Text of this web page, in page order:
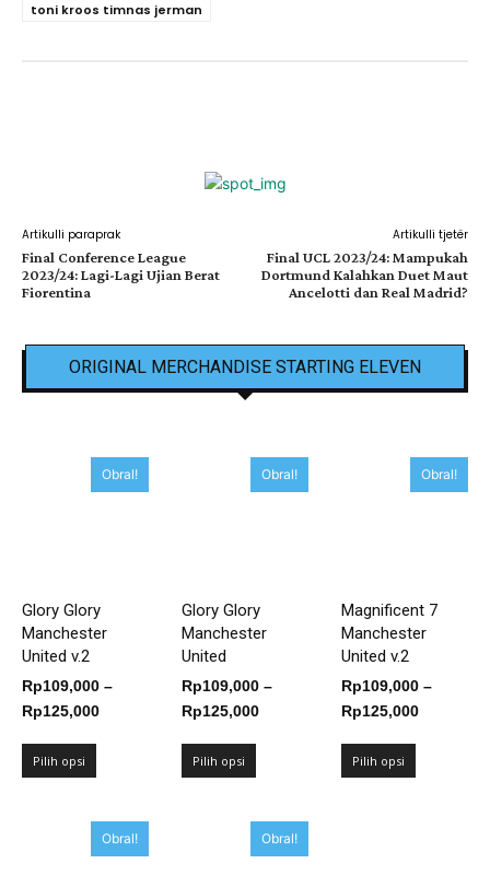
toni kroos timnas jerman
Artikulli paraprak
Final Conference League
2023/24: Lagi-Lagi Ujian Berat
Fiorentina
Artikulli tjetër
Final UCL 2023/24: Mampukah
Dortmund Kalahkan Duet Maut
Ancelotti dan Real Madrid?
ORIGINAL MERCHANDISE STARTING ELEVEN
Obral!
Glory Glory
Manchester
United v.2
Rp109,000 –
Rp125,000Rentang
Pilih opsi
Obral!
Glory Glory
Manchester
United
Rp109,000 –
Rp125,000Rentang
Pilih opsi
Obral!
Magnificent 7
Manchester
United v.2
Rp109,000 –
Rp125,000Rentang
Pilih opsi
Obral! Obral!